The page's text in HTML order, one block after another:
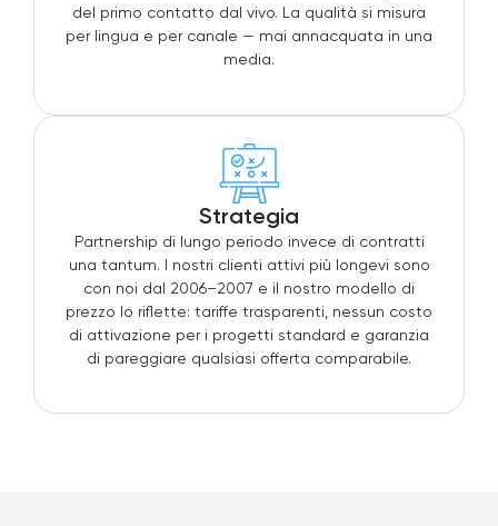
del primo contatto dal vivo. La qualità si misura
per lingua e per canale — mai annacquata in una
media.
Strategia
Partnership di lungo periodo invece di contratti
una tantum. I nostri clienti attivi più longevi sono
con noi dal 2006–2007 e il nostro modello di
prezzo lo riflette: tariffe trasparenti, nessun costo
di attivazione per i progetti standard e garanzia
di pareggiare qualsiasi offerta comparabile.